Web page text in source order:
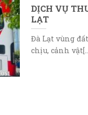
DỊCH VỤ
LẠT
Đà Lạt vùng
chịu, cảnh